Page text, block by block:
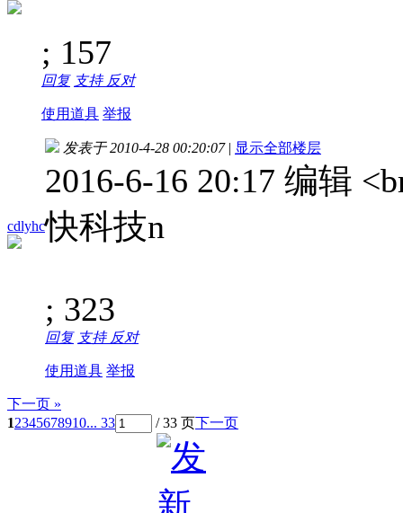
; 157
回复 支持 反对
使用道具 举报
cdlyhc
发表于 2010-4-28 00:20:07 | 显示全部楼层
2016-6-16 20:17 编辑
快科技n
; 323
回复 支持 反对
使用道具 举报
下一页 »
12345678910... 33 / 33 页下一页